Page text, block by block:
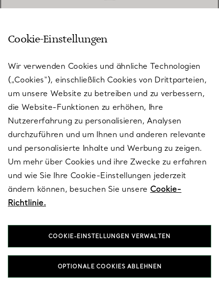
KUNDENSERVICE
SERVICES
ÜBER TIFFANY & CO.
RECHTLICHE HINWEISE
FOLGEN SIE UNS
T&Co. 2026
Cookie-Einstellungen
Wir verwenden Cookies und ähnliche Technologien
(„Cookies“), einschließlich Cookies von Drittparteien,
um unsere Website zu betreiben und zu verbessern,
die Website-Funktionen zu erhöhen, Ihre
Nutzererfahrung zu personalisieren, Analysen
durchzuführen und um Ihnen und anderen relevante
und personalisierte Inhalte und Werbung zu zeigen.
Um mehr über Cookies und ihre Zwecke zu erfahren
und wie Sie Ihre Cookie-Einstellungen jederzeit
ändern können, besuchen Sie unsere Cookie-
Richtlinie.
COOKIE-EINSTELLUNGEN VERWALTEN
OPTIONALE COOKIES ABLEHNEN